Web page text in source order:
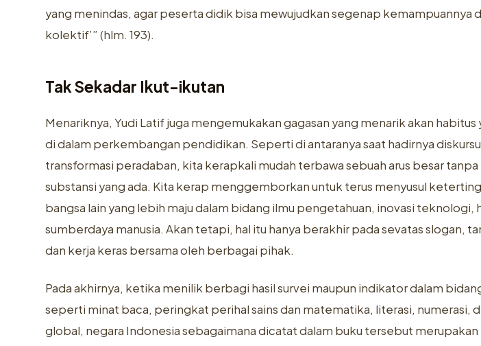
yang menindas, agar peserta didik bisa mewujudkan segenap kemampuannya
kolektif’” (hlm. 193).
Tak Sekadar Ikut-ikutan
Menariknya, Yudi Latif juga mengemukakan gagasan yang menarik akan habitus
di dalam perkembangan pendidikan. Seperti di antaranya saat hadirnya
transformasi peradaban, kita kerapkali mudah terbawa sebuah arus besar
substansi yang ada. Kita kerap menggemborkan untuk terus menyusul
bangsa lain yang lebih maju dalam bidang ilmu pengetahuan, inovasi teknologi,
sumberdaya manusia. Akan tetapi, hal itu hanya berakhir pada sevatas slogan,
dan kerja keras bersama oleh berbagai pihak.
Pada akhirnya, ketika menilik berbagi hasil survei maupun indikator dalam
seperti minat baca, peringkat perihal sains dan matematika, literasi, numerasi,
global, negara Indonesia sebagaimana dicatat dalam buku tersebut merupakan